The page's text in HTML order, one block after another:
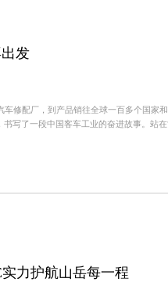
发
修配厂，到产品销往全球一百多个国家
写了一段中国客车工业的奋进故事。站在
力护航山岳每一程